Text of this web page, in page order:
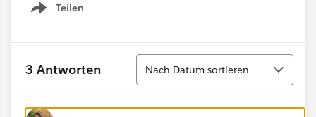
Teilen
Show menu
3 Antworten
Sortieren
Nach Datum sortieren